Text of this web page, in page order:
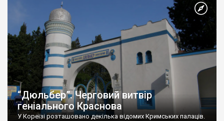
“Дюльбер”. Черговий витвір
геніального Краснова
У Кореїзі розташовано декілька відомих Кримських палаців.